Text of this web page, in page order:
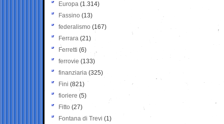
Europa (1.314)
Fassino (13)
federalismo (167)
Ferrara (21)
Ferretti (6)
ferrovie (133)
finanziaria (325)
Fini (821)
fioriere (5)
Fitto (27)
Fontana di Trevi (1)